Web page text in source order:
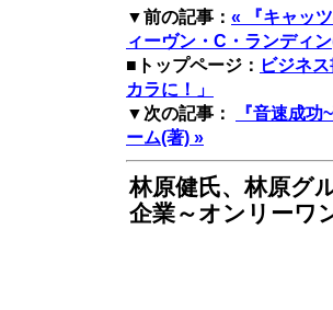
▼前の記事： « 『キャッ
ィーヴン・C・ランディ
■トップページ： ビジネ
カラに！」
▼次の記事：
『音速成
ーム(著) »
林原健氏、林原グ
企業～オンリーワ